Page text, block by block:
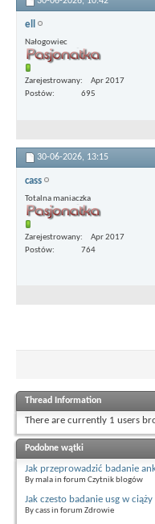
ell
Nałogowiec
Zarejestrowany
Apr 2017
Postów
695
30-06-2026, 13:15
cass
Totalna maniaczka
Zarejestrowany
Apr 2017
Postów
764
Thread Information
There are currently 1 users
Podobne wątki
Jak przeprowadzić badanie
By mala in forum Czytnik blogów
Jak czesto badanie usg w ciąży
By cass in forum Zdrowie